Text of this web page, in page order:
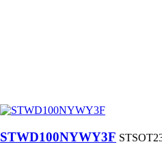
STWD100NYWY3F ST